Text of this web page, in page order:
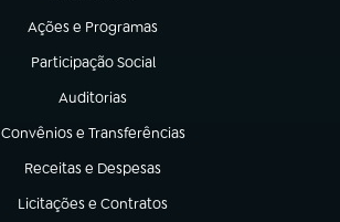
Ações e Programas
(abre em nova aba)
Participação Social
(abre em nova aba)
Auditorias
(abre em nova aba)
Convênios e Transferências
(abre em nova aba)
Receitas e Despesas
(abre em nova aba)
Licitações e Contratos
(abre em nova aba)